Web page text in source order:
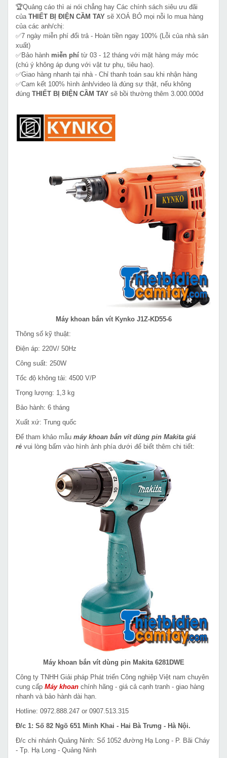
🏆Quảng cáo thì ai nói chẳng hay Các chính sách siêu ưu đãi
của THIẾT BỊ ĐIỆN CẦM TAY sẽ XOÁ BỎ mọi nỗi lo mua hàng
của các anh/chị:
✅7 ngày miễn phí đổi trả - Hoàn tiền ngay 100% (Lỗi của nhà sản
xuất)
✅Bảo hành miễn phí từ 03 - 12 tháng với mặt hàng máy móc
(chú ý không áp dụng với vật tư phụ, tiêu hao).
✅Giao hàng nhanh tại nhà - Chỉ thanh toán sau khi nhận hàng
✅Cam kết 100% hình ảnh/video là đúng sự thật, nếu không
đúng THIẾT BỊ ĐIỆN CẦM TAY sẽ bồi thường thêm 3.000.000đ
Máy khoan bắn vít Kynko J1Z-KD55-6
Thông số kỹ thuật:
Điện áp: 220V/ 50Hz
Công suất: 250W
Tốc độ không tải: 4500 V/P
Trọng lượng: 1,3 kg
Bảo hành: 6 tháng
Xuất xứ: Trung quốc
Để tham khảo mẫu máy khoan bắn vít dùng pin Makita giá
rẻ vui lòng bấm vào hình ảnh phía dưới để biết thêm chi tiết:
Máy khoan bắn vít dùng pin Makita 6281DWE
Công ty TNHH Giải pháp Phát triển Công nghiệp Việt nam chuyên
cung cấp Máy khoan chính hãng - giá cả cạnh tranh - giao hàng
nhanh và bảo hành dài hạn.
Hotline: 0972.888.247 or 0907.513.315
Đ/c 1: Số 82 Ngõ 651 Minh Khai - Hai Bà Trưng - Hà Nội.
Đ/c chi nhánh Quảng Ninh: Số 1052 đường Hạ Long - P. Bãi Cháy
- Tp. Hạ Long - Quảng Ninh